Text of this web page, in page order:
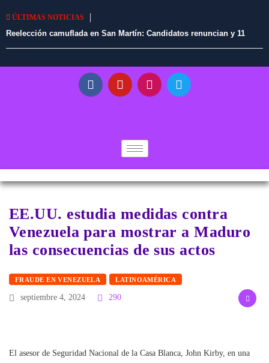
ÚLTIMAS NOTICIAS
Reelección camuflada en San Martín: Candidatos renuncian y 11
alcaldes en ejercicio tendrían vía libre para continuar en el cargo
EE.UU. estudia medidas contra
Venezuela para mostrar a Maduro
las consecuencias de sus actos
FRAUDE EN VENEZUELA LATINOAMÉRICA
septiembre 4, 2024 290
El asesor de Seguridad Nacional de la Casa Blanca, John Kirby, en una